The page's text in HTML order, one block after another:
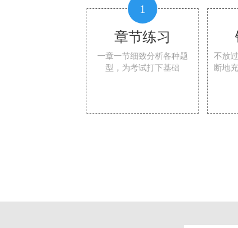
1
章节练习
一章一节细致分析各种题
型，为考试打下基础
不放
断地